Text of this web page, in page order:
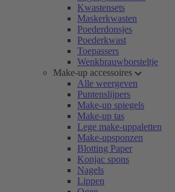
Kwastensets
Maskerkwasten
Poederdonsjes
Poederkwast
Toepassers
Wenkbrauwborsteltje
Make-up accessoires
Alle weergeven
Puntenslijpers
Make-up spiegels
Make-up tas
Lege make-uppaletten
Make-upsponzen
Blotting Paper
Konjac spons
Nagels
Lippen